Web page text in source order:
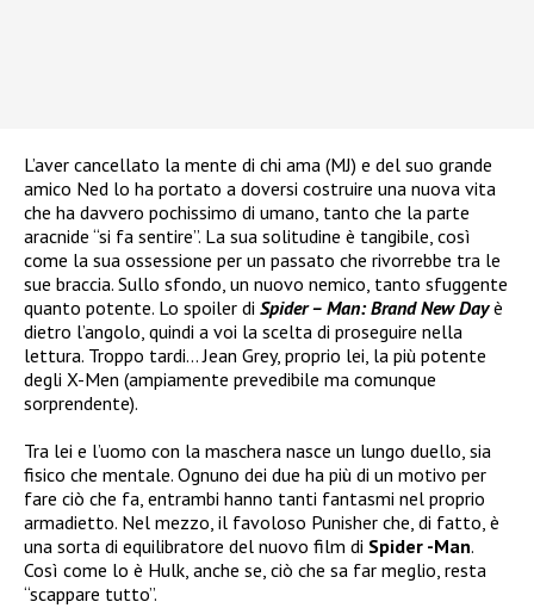
L’aver cancellato la mente di chi ama (MJ) e del suo grande
amico Ned lo ha portato a doversi costruire una nuova vita
che ha davvero pochissimo di umano, tanto che la parte
aracnide “si fa sentire”. La sua solitudine è tangibile, così
come la sua ossessione per un passato che rivorrebbe tra le
sue braccia. Sullo sfondo, un nuovo nemico, tanto sfuggente
quanto potente. Lo spoiler di Spider – Man: Brand New Dayè
dietro l’angolo, quindi a voi la scelta di proseguire nella
lettura. Troppo tardi… Jean Grey, proprio lei, la più potente
degli X-Men (ampiamente prevedibile ma comunque
sorprendente).
Tra lei e l’uomo con la maschera nasce un lungo duello, sia
fisico che mentale. Ognuno dei due ha più di un motivo per
fare ciò che fa, entrambi hanno tanti fantasmi nel proprio
armadietto. Nel mezzo, il favoloso Punisher che, di fatto, è
una sorta di equilibratore del nuovo film di Spider -Man.
Così come lo è Hulk, anche se, ciò che sa far meglio, resta
“scappare tutto”.